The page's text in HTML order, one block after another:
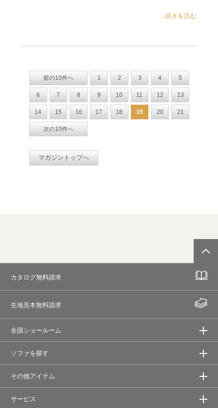
...続きを読む
前の10件へ 1 2 3 4 5
6 7 8 9 10 11 12 13
14 15 16 17 18 19 20 21
次の10件へ
マガジントップへ
カタログ無料請求
生地見本無料請求
全国ショールーム
ソファを探す
その他アイテム
サービス